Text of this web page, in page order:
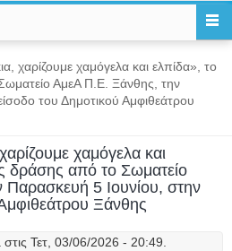
χαρίζουμε χαμόγελα και ελπίδα», το
ΑμεΑ Π.Ε. Ξάνθης, την
του Δημοτικού Αμφιθεάτρου
χαμόγελα και
δράσης από το Σωματείο
5 Ιουνίου, στην
Ξάνθης
στις Τετ, 03/06/2026 - 20:49.